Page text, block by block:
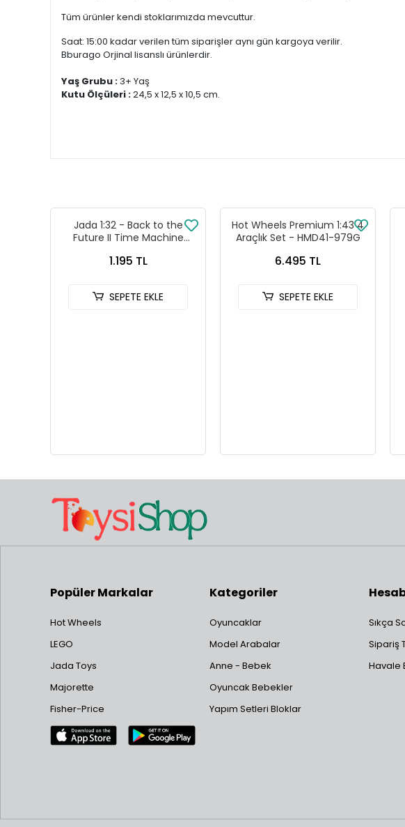
Tüm ürünler kendi stoklarımızda mevcuttur.
Saat: 15:00 kadar verilen tüm siparişler aynı gün kargoya verilir.
Bburago Orjinal lisanslı ürünlerdir.
Yaş Grubu :3+ Yaş
Kutu Ölçüleri :24,5 x 12,5 x 10,5 cm.
Jada 1:32 - Back to the
Future II Time Machine
1.195 TL
SEPETE EKLE
Hot Wheels Premium 1:43 4
Araçlık Set - HMD41-979G
6.495 TL
SEPETE EKLE
Popüler Markalar
Hot Wheels
LEGO
Jada Toys
Majorette
Fisher-Price
Kategoriler
Oyuncaklar
Model Arabalar
Anne - Bebek
Oyuncak Bebekler
Yapım Setleri Bloklar
Sıkça
Sipariş
Havale